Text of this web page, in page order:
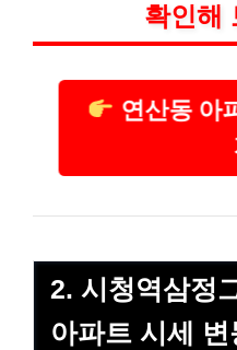
확인해
연산동 아
2. 시청역삼정
아파트 시세 변